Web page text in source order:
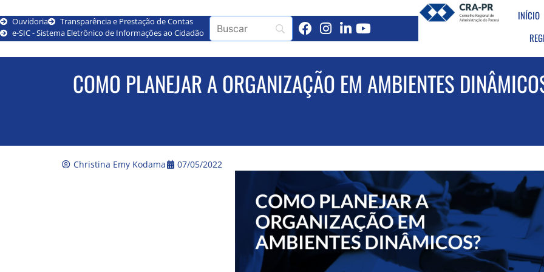
Ouvidoria
Transparência e Prestação de Contas
e-SIC - Sistema Eletrônico de Informações ao Cidadão
INÍCIO
COMO PLANEJAR A ORGANIZAÇÃO EM AMBIENTES
Christina Emy Kodama 07/05/2022